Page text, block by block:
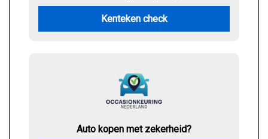
Kenteken check
Auto kopen met zekerheid?